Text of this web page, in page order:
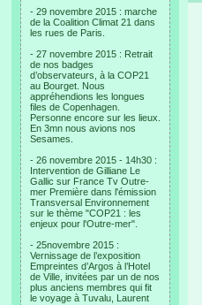
- 29 novembre 2015 : marche
de la Coalition Climat 21 dans
les rues de Paris.
- 27 novembre 2015 : Retrait
de nos badges
d’observateurs, à la COP21
au Bourget. Nous
appréhendions les longues
files de Copenhagen.
Personne encore sur les lieux.
En 3mn nous avions nos
Sesames.
- 26 novembre 2015 - 14h30 :
Intervention de Gilliane Le
Gallic sur France Tv Outre-
mer Première dans l'émission
Transversal Environnement
sur le thème "COP21 : les
enjeux pour l'Outre-mer".
- 25novembre 2015 :
Vernissage de l’exposition
Empreintes d’Argos à l’Hotel
de Ville, invitées par un de nos
plus anciens membres qui fit
le voyage à Tuvalu, Laurent